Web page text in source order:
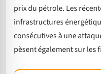
prix du pétrole. Les
infrastructures
consécutives à une
pèsent également sur les